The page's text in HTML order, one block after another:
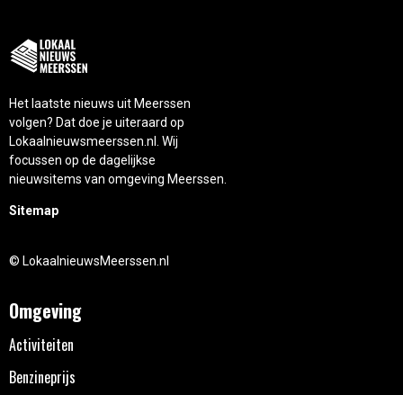
Het laatste nieuws uit Meerssen
volgen? Dat doe je uiteraard op
Lokaalnieuwsmeerssen.nl. Wij
focussen op de dagelijkse
nieuwsitems van omgeving Meerssen.
Sitemap
© LokaalnieuwsMeerssen.nl
Omgeving
Activiteiten
Benzineprijs